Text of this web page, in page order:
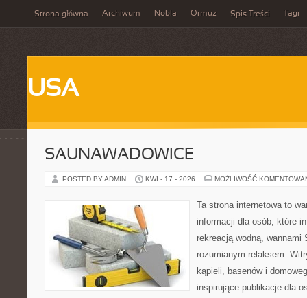
Strona główna Archiwum Nobla Ormuz Spis Treści Tagi
USA
SAUNAWADOWICE
POSTED BY ADMIN KWI - 17 - 2026 MOŻLIWOŚĆ
Ta strona internetowa to
informacji dla osób, które
rekreacją wodną, wannami
rozumianym relaksem.
kąpieli, basenów i
inspirujące publikacje dla